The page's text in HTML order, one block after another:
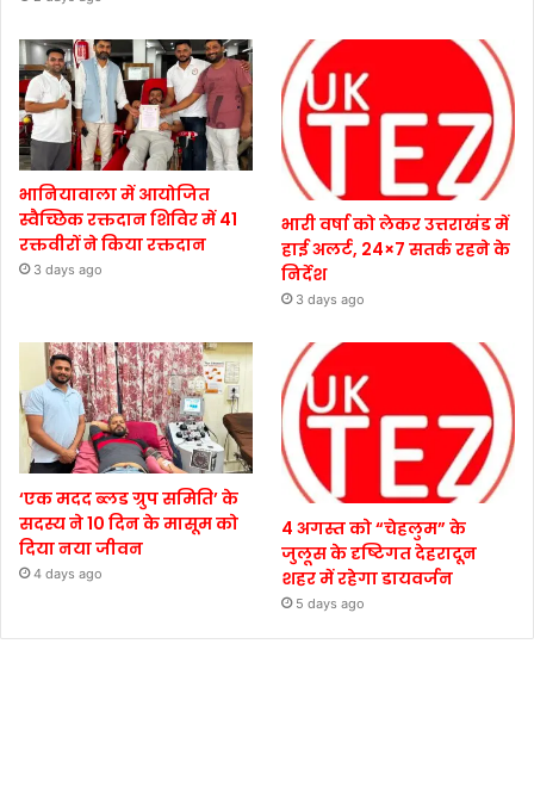
भानियावाला में आयोजित
स्वैच्छिक रक्तदान शिविर में 41
रक्तवीरों ने किया रक्तदान
3 days ago
भारी वर्षा को लेकर उत्तराखंड में
हाई अलर्ट, 24×7 सतर्क रहने के
निर्देश
3 days ago
‘एक मदद ब्लड ग्रुप समिति’ के
सदस्य ने 10 दिन के मासूम को
दिया नया जीवन
4 days ago
4 अगस्त को “चेहलुम” के
जुलूस के दृष्टिगत देहरादून
शहर में रहेगा डायवर्जन
5 days ago